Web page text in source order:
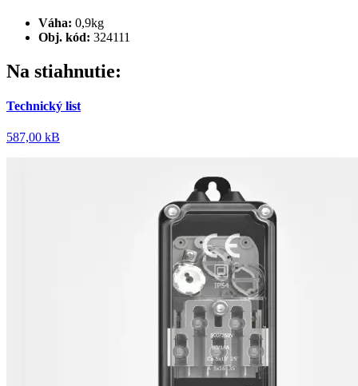
Váha: 0,9kg
Obj. kód: 324111
Na stiahnutie:
Technický list
587,00 kB